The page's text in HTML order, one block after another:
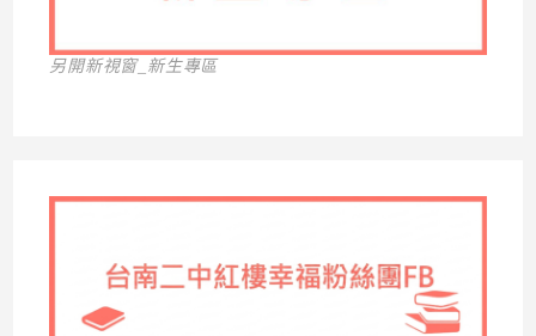
另開新視窗_新生專區